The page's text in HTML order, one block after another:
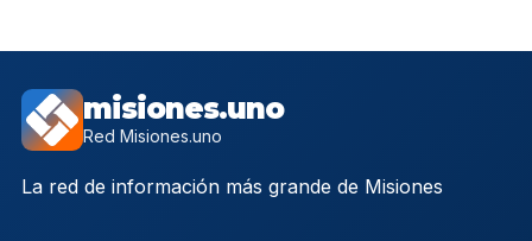
misiones.uno
Red Misiones.uno
La red de información más grande de Misiones